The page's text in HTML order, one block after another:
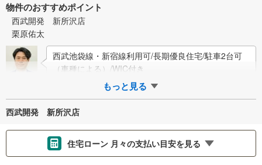
物件のおすすめポイント
西武開発 新所沢店
栗原佑太
西武池袋線・新宿線利用可/長期優良住宅/駐車2台可
（車種による）/WIC付き
もっと見る
西武開発 新所沢店
住宅ローン 月々の支払い目安を見る